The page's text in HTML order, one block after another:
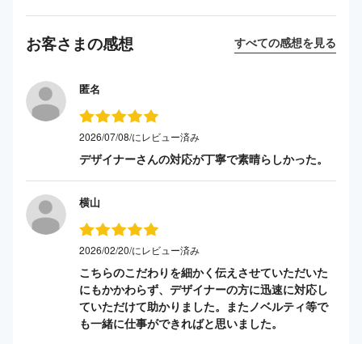
お客さまの感想 すべての感想を見る
匿名
2026/07/08/にレビュー済み
デザイナーさんの対応が丁寧で素晴らしかった。
横山
2026/02/20/にレビュー済み
こちらのこだわりを細かく伝えさせていただいた
にもかかわらず、デザイナーの方に迅速に対応し
ていただけて助かりました。またノベルティ等で
も一緒に仕事ができればと思いました。